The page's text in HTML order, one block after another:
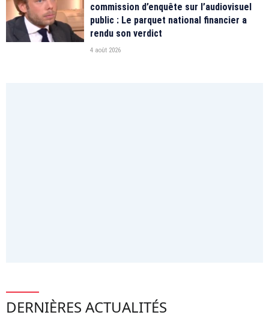
commission d’enquête sur l’audiovisuel
public : Le parquet national financier a
rendu son verdict
4 août 2026
DERNIÈRES ACTUALITÉS